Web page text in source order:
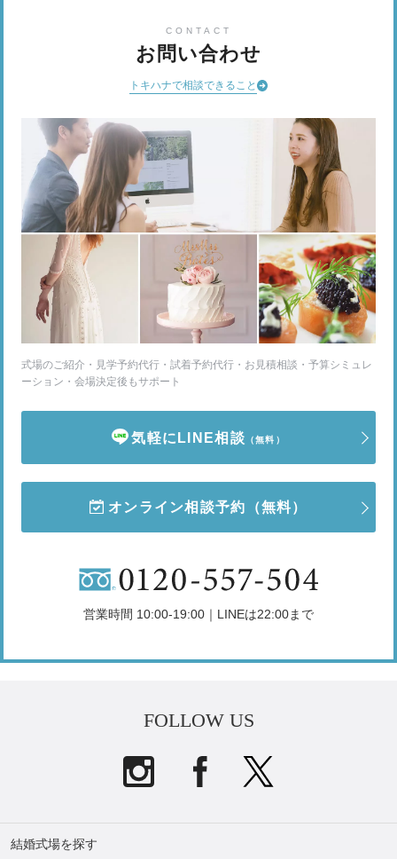
CONTACT
お問い合わせ
トキハナで相談できること
式場のご紹介・見学予約代行・試着予約代行・お見積相談・予算シミュレ
ーション・会場決定後もサポート
気軽にLINE相談 （無料）
オンライン相談予約 （無料）
営業時間 10:00-19:00｜LINEは22:00まで
FOLLOW US
結婚式場を探す